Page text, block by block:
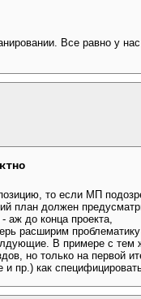
Все равно у
то если МП
план должен
аж до конца проекта,
расширим
В примере с тем
но только на первой
и пр.) как